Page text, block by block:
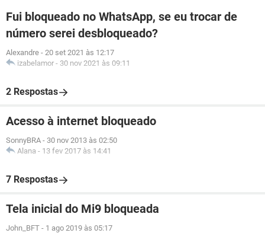
Fui bloqueado no WhatsApp, se eu trocar de
número serei desbloqueado?
Alexandre - 20 set 2021 às 12:17
izabelamor - 30 nov 2021 às 09:11
2 Respostas
Acesso à internet bloqueado
SonnyBRA - 30 nov 2013 às 02:50
Alana - 13 fev 2017 às 14:41
7 Respostas
Tela inicial do Mi9 bloqueada
John_BFT - 1 ago 2019 às 05:17